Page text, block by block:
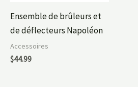
Ensemble de brûleurs et
de déflecteurs Napoléon
Accessoires
$44.99